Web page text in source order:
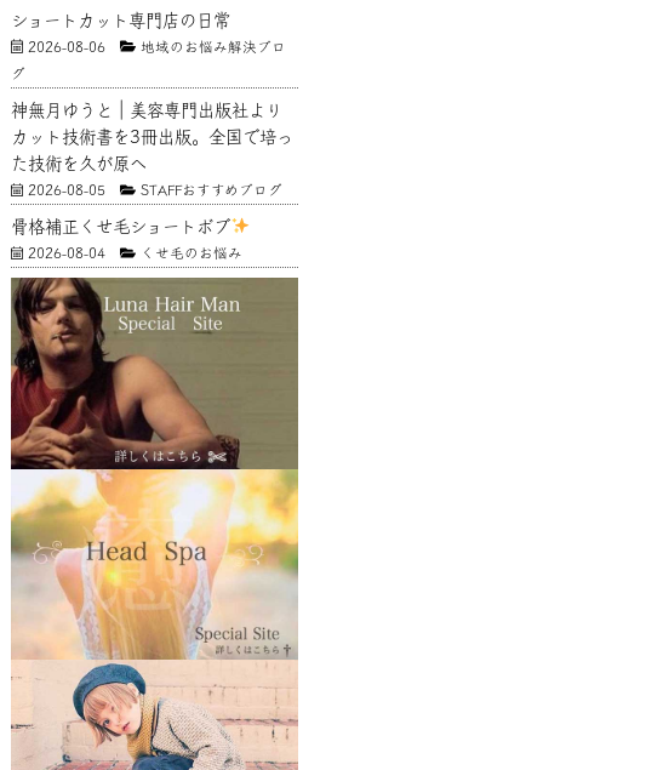
ショートカット専門店の日常
2026-08-06
地域のお悩み解決ブロ
グ
神無月ゆうと｜美容専門出版社より
カット技術書を3冊出版。全国で培っ
た技術を久が原へ
2026-08-05 STAFFおすすめブログ
骨格補正くせ毛ショートボブ
2026-08-04 くせ毛のお悩み